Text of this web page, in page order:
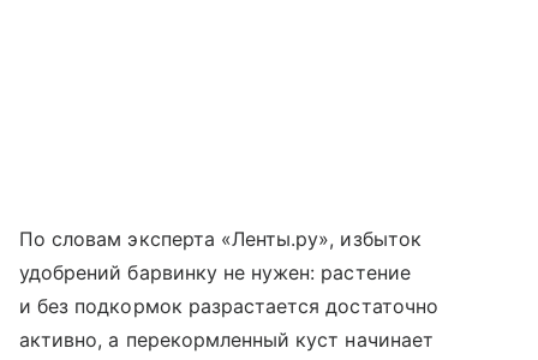
По словам эксперта «Ленты.ру», избыток
удобрений барвинку не нужен: растение
и без подкормок разрастается достаточно
активно, а перекормленный куст начинает